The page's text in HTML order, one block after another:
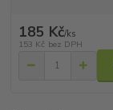
185 Kč/ks
153 Kč bez DPH